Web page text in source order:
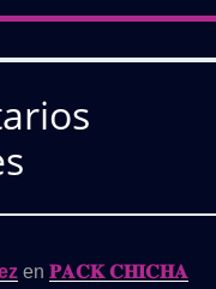
en 𝐏𝐀𝐂𝐊 𝐂𝐇𝐈𝐂𝐇𝐀